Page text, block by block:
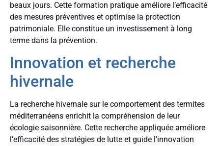
beaux jours. Cette formation pratique améliore l’efficacité
des mesures préventives et optimise la protection
patrimoniale. Elle constitue un investissement à long
terme dans la prévention.
Innovation et recherche
hivernale
La recherche hivernale sur le comportement des termites
méditerranéens enrichit la compréhension de leur
écologie saisonnière. Cette recherche appliquée améliore
l’efficacité des stratégies de lutte et guide l’innovation